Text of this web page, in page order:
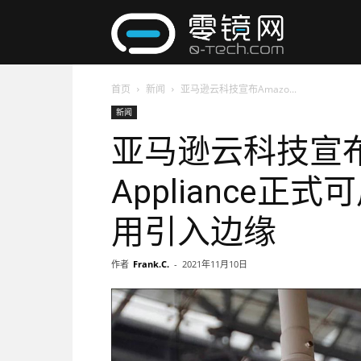
镜
网
首页 新闻 亚马逊云科技宣布Amazo...
新闻
亚马逊云科技宣
Appliance正式
用引入边缘
作者 Frank.C. - 2021年11月10日